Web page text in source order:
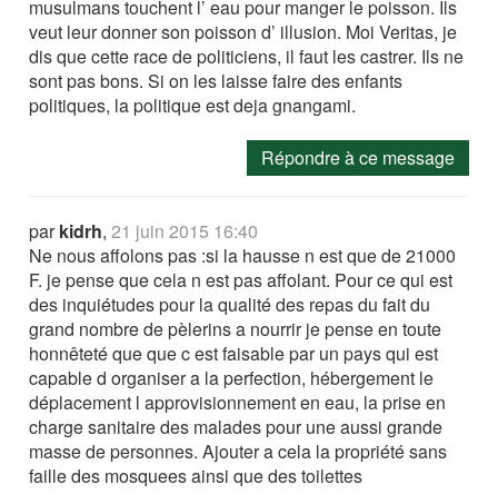
musulmans touchent l’ eau pour manger le poisson. Ils
veut leur donner son poisson d’ illusion. Moi Veritas, je
dis que cette race de politiciens, il faut les castrer. Ils ne
sont pas bons. Si on les laisse faire des enfants
politiques, la politique est deja gnangami.
Répondre à ce message
parkidrh,21 juin 2015 16:40
Ne nous affolons pas :si la hausse n est que de 21000
F. je pense que cela n est pas affolant. Pour ce qui est
des inquiétudes pour la qualité des repas du fait du
grand nombre de pèlerins a nourrir je pense en toute
honnêteté que que c est faisable par un pays qui est
capable d organiser a la perfection, hébergement le
déplacement l approvisionnement en eau, la prise en
charge sanitaire des malades pour une aussi grande
masse de personnes. Ajouter a cela la propriété sans
faille des mosquees ainsi que des toilettes